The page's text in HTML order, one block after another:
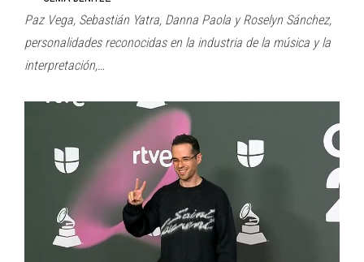
Paz Vega, Sebastián Yatra, Danna Paola y Roselyn Sánchez,
personalidades reconocidas en la industria de la música y la
interpretación,…